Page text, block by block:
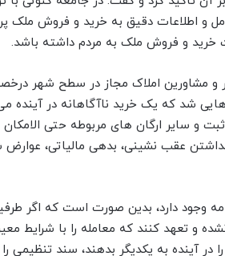
و اطلاعات دقیق به خرید و فروش ملک
خرید و فروش ملک به مردم داشته باشد.
و مشاورین املاک مجاز در سطح شهر
شد که یک خرید ناآگاهانه در آینده
ثبت و سایر ارگان های مربوطه حتی
عقب نشینی، بدهی مالیاتی، عوارض
وجود دارد، بدین صورت است که اگر
و تعهد کنند که معامله را با شرایط
در آینده به یکدیگر بدهند، سند تنظیمی